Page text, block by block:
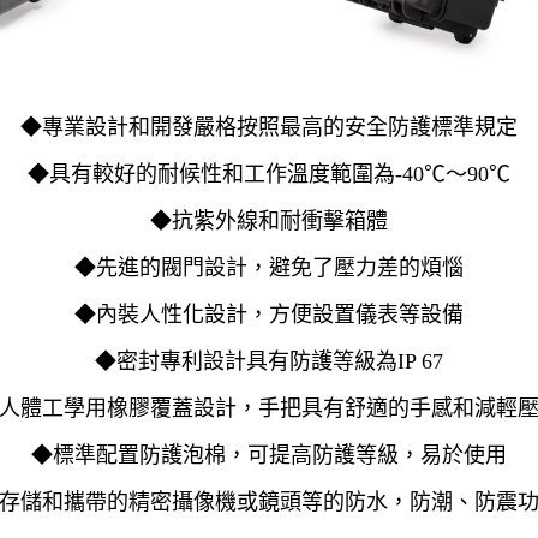
◆專業設計和開發嚴格按照最高的安全防護標準規定
◆具有較好的耐候性和工作溫度範圍為-40℃〜90℃
◆抗紫外線和耐衝擊箱體
◆先進的閥門設計，避免了壓力差的煩惱
◆內裝人性化設計，方便設置儀表等設備
◆密封專利設計具有防護等級為IP 67
體工學用橡膠覆蓋設計，手把具有舒適的手感和減輕
◆標準配置防護泡棉，可提高防護等級，易於使用
儲和攜帶的精密攝像機或鏡頭等的防水，防潮、防震